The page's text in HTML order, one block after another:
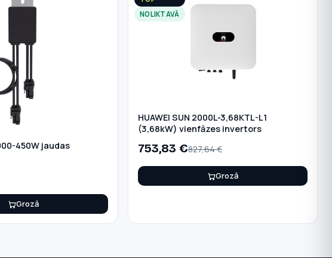
450W jaudas
Grozā
NOLIKTAVĀ
HUAWEI SUN 2000L-3,68KTL-L1
(3,68kW) vienfāzes invertors
753,83 €827,64€
Grozā